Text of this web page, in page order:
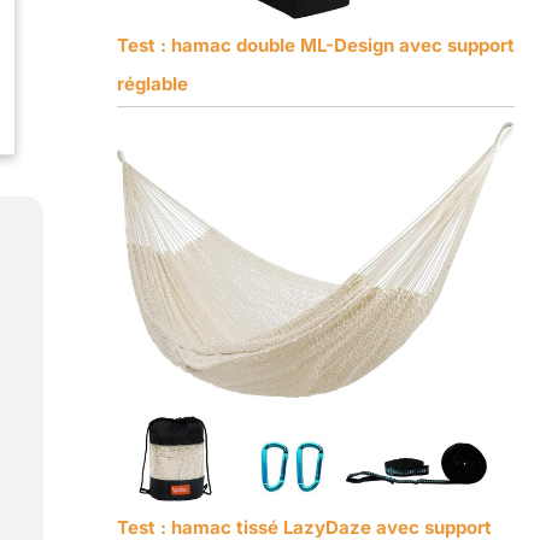
Test : hamac double ML-Design avec support
réglable
Test : hamac tissé LazyDaze avec support